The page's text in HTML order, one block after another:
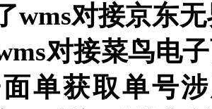
wms对接京东
对接菜鸟电
单获取单号